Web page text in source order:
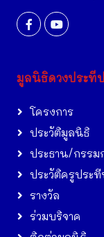
มูลนิธิดวงประทีป
โครงการ
ประวัติมูลนิธิ
ประธาน/กรรม
ประวัติครูประที
รางวัล
ร่วมบริจาค